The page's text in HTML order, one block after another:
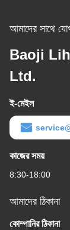
আমাদের সাথে
Baoji
Ltd.
ই-মেইল
কাজের সময়
8:30-18:00
আমাদের ঠিকানা
কোম্পানির ঠিকানা